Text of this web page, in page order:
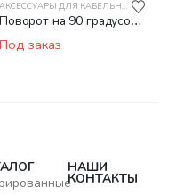
АКСЕССУАРЫ ДЛЯ КАБЕЛЬНОГО КАНАЛА
Поворот на 90 градусов
РУВИНИЛ ПВР-40х40
Под заказ
НАШИ
КОНТАКТЫ